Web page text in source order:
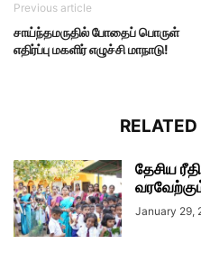
Previous article
சாய்ந்தமருதில் போதைப் பொருள்
எதிர்ப்பு மகளிர் எழுச்சி மாநாடு!
தேசிய
January 29,